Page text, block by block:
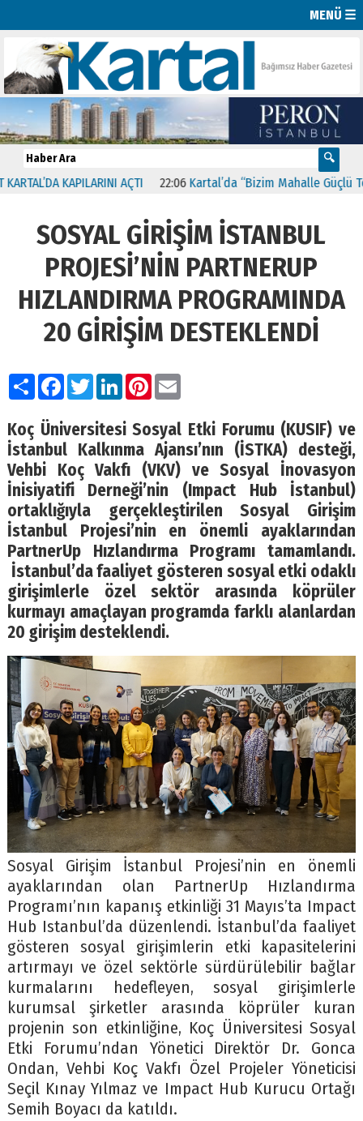
MENÜ ☰
KAPILARINI AÇTI 22:06 Kartal’da “Bizim Mahalle Güçlü
SOSYAL GİRİŞİM İSTANBUL
PROJESİ’NİN PARTNERUP
HIZLANDIRMA PROGRAMINDA
20 GİRİŞİM DESTEKLENDİ
PaylaşFacebook
TwitterLinkedIn
Pinterest
Email
Koç Üniversitesi Sosyal Etki Forumu (KUSIF) ve
İstanbul Kalkınma Ajansı’nın (İSTKA) desteği,
Vehbi Koç Vakfı (VKV) ve Sosyal İnovasyon
İnisiyatifi Derneği’nin (Impact Hub İstanbul)
ortaklığıyla gerçekleştirilen Sosyal Girişim
İstanbul Projesi’nin en önemli ayaklarından
PartnerUp Hızlandırma Programı tamamlandı.
İstanbul’da faaliyet gösteren sosyal etki odaklı
girişimlerle özel sektör arasında köprüler
kurmayı amaçlayan programda farklı alanlardan
20 girişim desteklendi.
Sosyal Girişim İstanbul Projesi’nin en önemli
ayaklarından olan PartnerUp Hızlandırma
Programı’nın kapanış etkinliği 31 Mayıs’ta Impact
Hub Istanbul’da düzenlendi. İstanbul’da faaliyet
gösteren sosyal girişimlerin etki kapasitelerini
artırmayı ve özel sektörle sürdürülebilir bağlar
kurmalarını hedefleyen, sosyal girişimlerle
kurumsal şirketler arasında köprüler kuran
projenin son etkinliğine, Koç Üniversitesi Sosyal
Etki Forumu’ndan Yönetici Direktör Dr. Gonca
Ondan, Vehbi Koç Vakfı Özel Projeler Yöneticisi
Seçil Kınay Yılmaz ve Impact Hub Kurucu Ortağı
Semih Boyacı da katıldı.